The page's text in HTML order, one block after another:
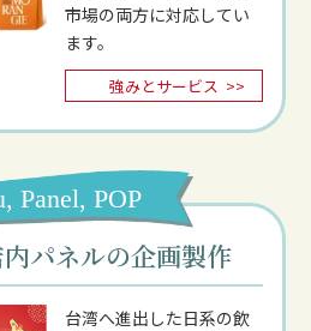
市場の両方に対応してい
ます。
強みとサービス >>
Panel, POP
パネルの企画製作
台湾へ進出した日系の飲